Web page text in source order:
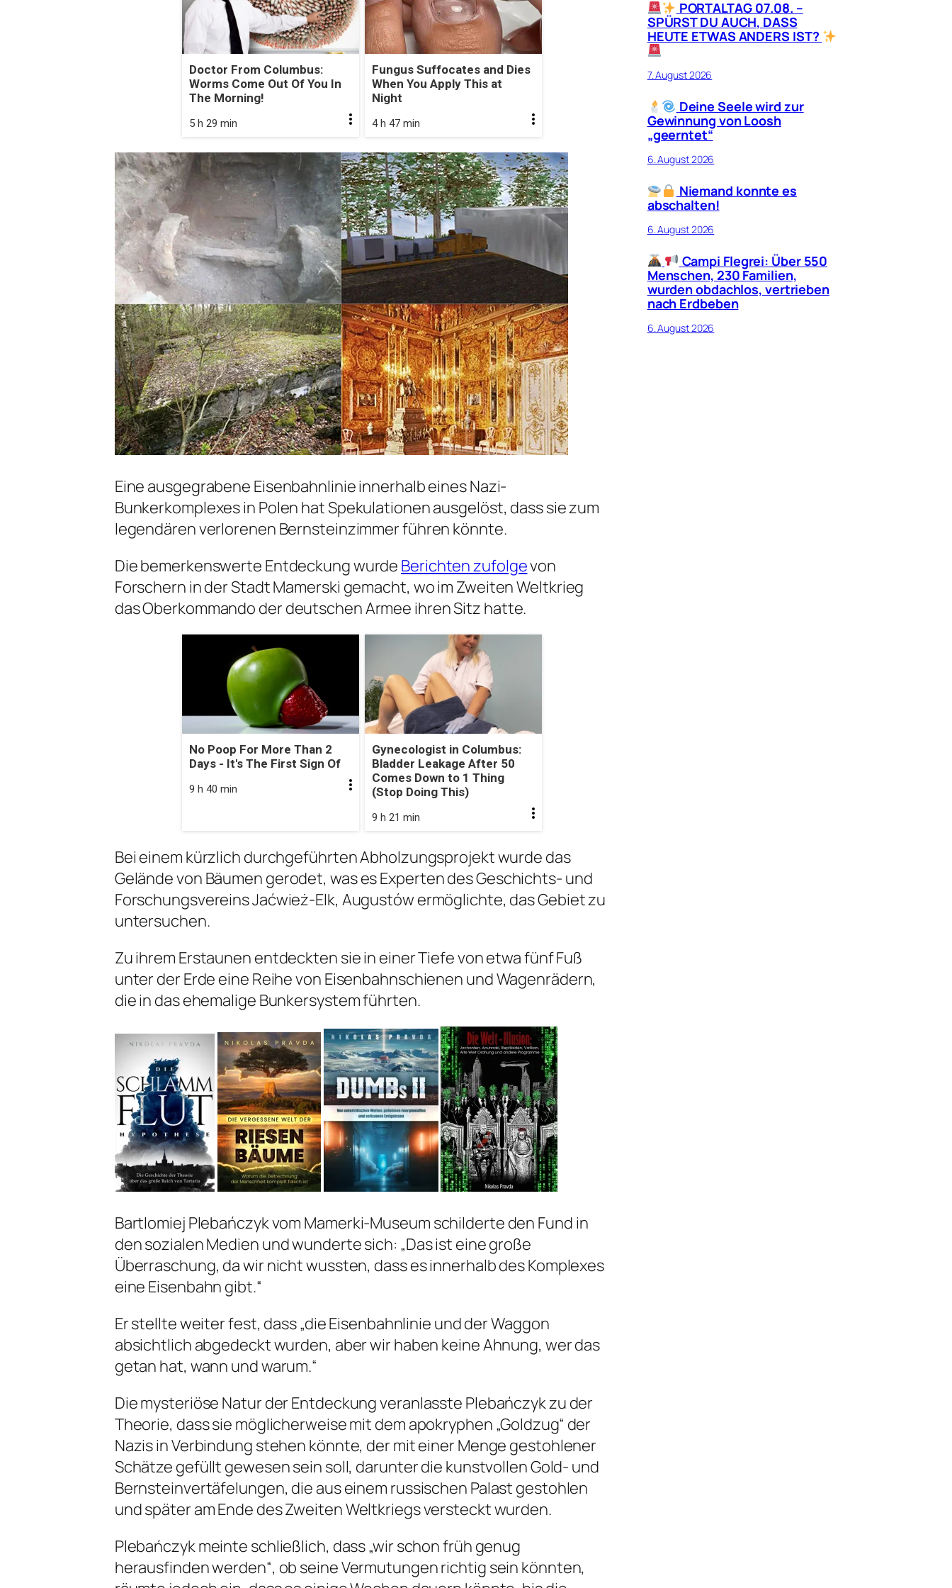
Doctor From Columbus:
Worms Come Out Of You In
The Morning!
5 h 29 min
Fungus Suffocates and Dies
When You Apply This at
Night
4 h 47 min
Eine ausgegrabene Eisenbahnlinie innerhalb eines Nazi-
Bunkerkomplexes in Polen hat Spekulationen ausgelöst, dass sie zum
legendären verlorenen Bernsteinzimmer führen könnte.
Die bemerkenswerte Entdeckung wurde Berichten zufolgevon
Forschern in der Stadt Mamerski gemacht, wo im Zweiten Weltkrieg
das Oberkommando der deutschen Armee ihren Sitz hatte.
No Poop For More Than 2
Days - It's The First Sign Of
9 h 40 min
Gynecologist in Columbus:
Bladder Leakage After 50
Comes Down to 1 Thing
(Stop Doing This)
9 h 21 min
Bei einem kürzlich durchgeführten Abholzungsprojekt wurde das
Gelände von Bäumen gerodet, was es Experten des Geschichts- und
Forschungsvereins Jaćwież-Elk, Augustów ermöglichte, das Gebiet zu
untersuchen.
Zu ihrem Erstaunen entdeckten sie in einer Tiefe von etwa fünf Fuß
unter der Erde eine Reihe von Eisenbahnschienen und Wagenrädern,
die in das ehemalige Bunkersystem führten.
Bartlomiej Plebańczyk vom Mamerki-Museum schilderte den Fund in
den sozialen Medien und wunderte sich: „Das ist eine große
Überraschung, da wir nicht wussten, dass es innerhalb des Komplexes
eine Eisenbahn gibt.“
Er stellte weiter fest, dass „die Eisenbahnlinie und der Waggon
absichtlich abgedeckt wurden, aber wir haben keine Ahnung, wer das
getan hat, wann und warum.“
Die mysteriöse Natur der Entdeckung veranlasste Plebańczyk zu der
Theorie, dass sie möglicherweise mit dem apokryphen „Goldzug“ der
Nazis in Verbindung stehen könnte, der mit einer Menge gestohlener
Schätze gefüllt gewesen sein soll, darunter die kunstvollen Gold- und
Bernsteinvertäfelungen, die aus einem russischen Palast gestohlen
und später am Ende des Zweiten Weltkriegs versteckt wurden.
Plebańczyk meinte schließlich, dass „wir schon früh genug
herausfinden werden“, ob seine Vermutungen richtig sein könnten,
PORTALTAG 07.08. –
SPÜRST DU AUCH, DASS
HEUTE ETWAS ANDERS IST?
7. August 2026
Deine Seele wird zur
Gewinnung von Loosh
„geerntet“
6. August 2026
Niemand konnte es
abschalten!
6. August 2026
Campi Flegrei: Über 550
Menschen, 230 Familien,
wurden obdachlos, vertrieben
nach Erdbeben
6. August 2026